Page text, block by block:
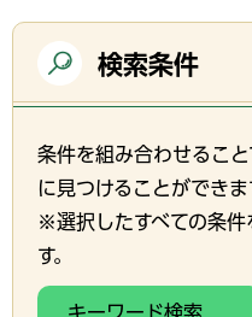
検索条件
条件を組み合わせるこ
に見つけることができま
※選択したすべての条件
す。
キーワード検索